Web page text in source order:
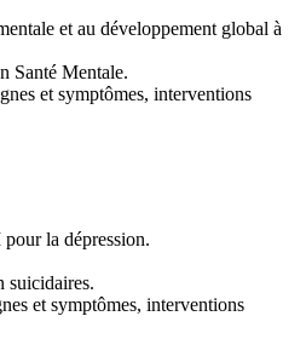
et au développement global à
Santé Mentale.
et symptômes, interventions
la dépression.
suicidaires.
et symptômes, interventions